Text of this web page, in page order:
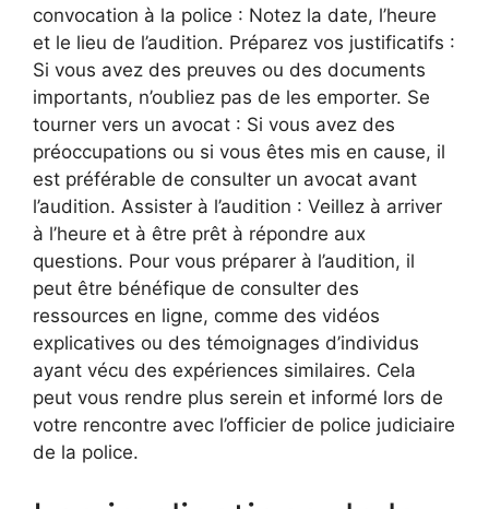
convocation à la police : Notez la date, l’heure
et le lieu de l’audition. Préparez vos justificatifs :
Si vous avez des preuves ou des documents
importants, n’oubliez pas de les emporter. Se
tourner vers un avocat : Si vous avez des
préoccupations ou si vous êtes mis en cause, il
est préférable de consulter un avocat avant
l’audition. Assister à l’audition : Veillez à arriver
à l’heure et à être prêt à répondre aux
questions. Pour vous préparer à l’audition, il
peut être bénéfique de consulter des
ressources en ligne, comme des vidéos
explicatives ou des témoignages d’individus
ayant vécu des expériences similaires. Cela
peut vous rendre plus serein et informé lors de
votre rencontre avec l’officier de police judiciaire
de la police.